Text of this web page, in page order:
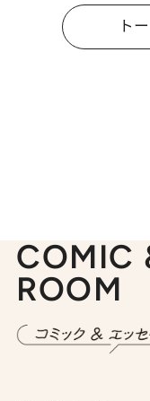
ト
COMIC
ROOM